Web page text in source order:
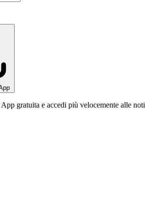
gratuita e accedi più velocemente alle